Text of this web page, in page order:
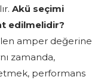
Akü seçimi
edilmelidir?
amper değerine
zamanda,
performans